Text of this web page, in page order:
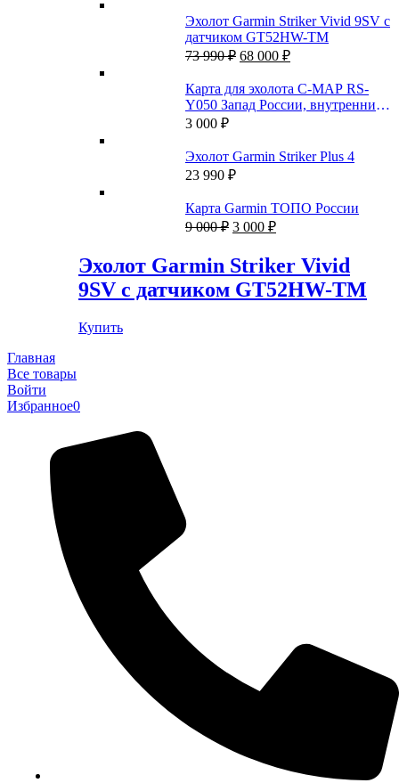
Эхолот Garmin Striker Vivid 9SV с
датчиком GT52HW-TM
73 990₽ Первоначальная
составляла
73
68 000 ₽Текущая
68
000 ₽.
Карта для эхолота C-MAP RS-
Y050 Запад России, внутренние
пути
3 000 ₽
Эхолот Garmin Striker Plus 4
23 990 ₽
Карта Garmin ТОПО России
9 000₽ Первоначальная
составляла
9
000 ₽.
3 000 ₽Текущая
000 ₽.
Эхолот Garmin Striker Vivid
9SV с датчиком GT52HW-TM
Купить
Главная
Все товары
Войти
Избранное0